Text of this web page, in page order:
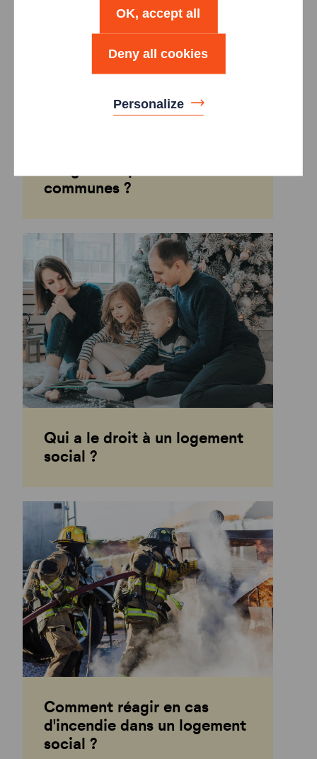
communes ?
Qui a le droit à un logement
social ?
Comment réagir en cas
d'incendie dans un logement
social ?
OK, accept all
Deny all cookies
Personalize